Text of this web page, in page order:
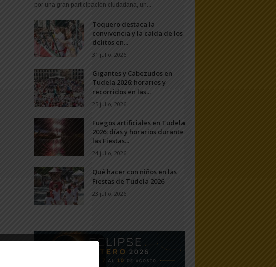
por una gran participación ciudadana, un...
Toquero destaca la
convivencia y la caída de los
delitos en...
31 julio, 2026
Gigantes y Cabezudos en
Tudela 2026: horarios y
recorridos en las...
25 julio, 2026
Fuegos artificiales en Tudela
2026: días y horarios durante
las Fiestas...
24 julio, 2026
Qué hacer con niños en las
Fiestas de Tudela 2026
23 julio, 2026